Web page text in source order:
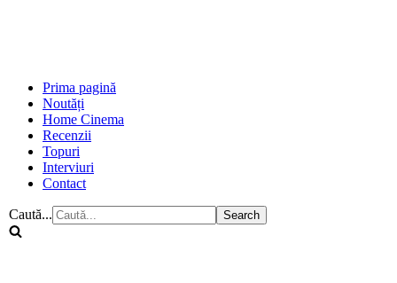
Prima pagină
Noutăți
Home Cinema
Recenzii
Topuri
Interviuri
Contact
Caută...